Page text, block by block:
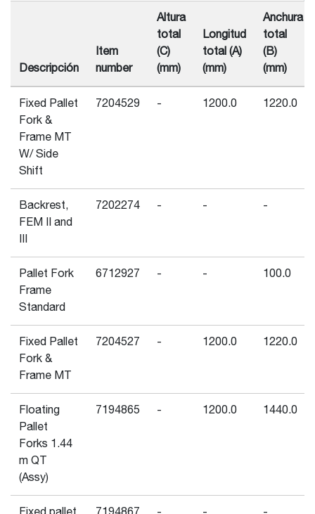
Descripción
Item
number
Altura
total
(C)
(mm)
Longitud
total (A)
(mm)
Anchura
total
(B)
(mm)
Fixed Pallet
Fork &
Frame MT
W/ Side
Shift
7204529 - 1200.0 1220.0
Backrest,
FEM II and
7202274 - - -
Pallet Fork
Frame
Standard
6712927 - - 100.0
Fixed Pallet
Fork &
Frame MT
7204527 - 1200.0 1220.0
Floating
Pallet
Forks 1.44
m QT
(Assy)
7194865 - 1200.0 1440.0